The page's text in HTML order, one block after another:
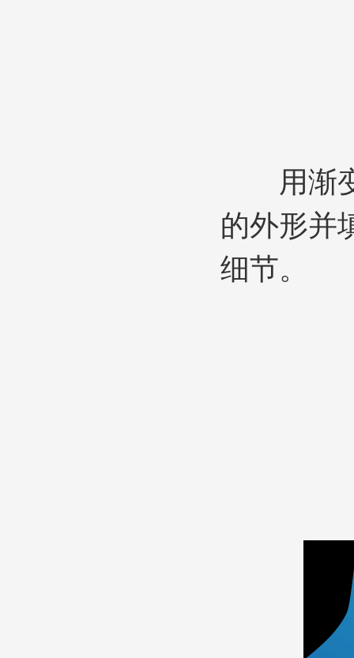
用渐变
的外形并
细节。